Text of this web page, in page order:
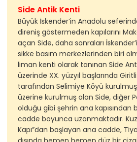
Side Antik Kenti
Büyük İskender’in Anadolu
direniş göstermeden kapılarını
açan Side, daha sonraları
sikke basım merkezlerinden biri
liman kenti olarak tanınan Side
üzerinde XX. yüzyıl başlarında
tarafından Selimiye Köyü
üzerine kurulmuş olan Side, diğer
olduğu gibi şehrin ana kapısından
cadde boyunca uzanmaktadır.
Kapı”dan başlayan ana cadde,